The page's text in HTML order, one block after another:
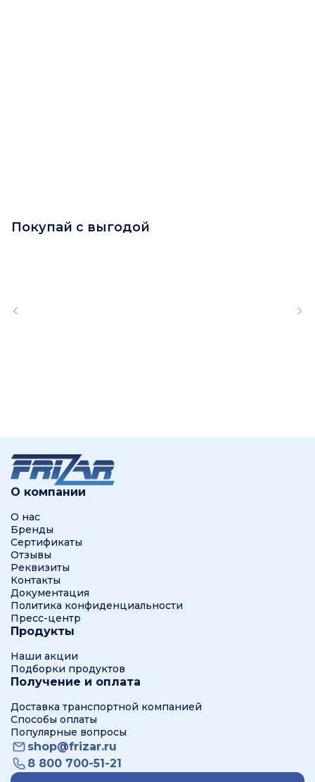
Покупай с выгодой
О компании
О нас
Бренды
Сертификаты
Отзывы
Реквизиты
Контакты
Документация
Политика конфиденциальности
Пресс-центр
Продукты
Наши акции
Подборки продуктов
Получение и оплата
Доставка транспортной компанией
Способы оплаты
Популярные вопросы
shop@frizar.ru
8 800 700-51-21